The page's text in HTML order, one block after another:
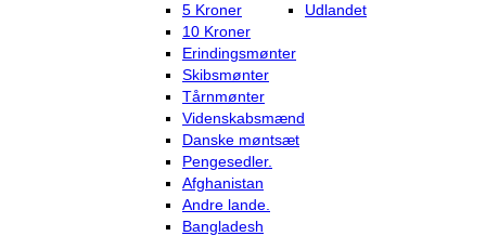
5 Kroner
10 Kroner
Erindingsmønter
Skibsmønter
Tårnmønter
Videnskabsmænd
Danske møntsæt
Pengesedler.
Udlandet
Afghanistan
Andre lande.
Bangladesh